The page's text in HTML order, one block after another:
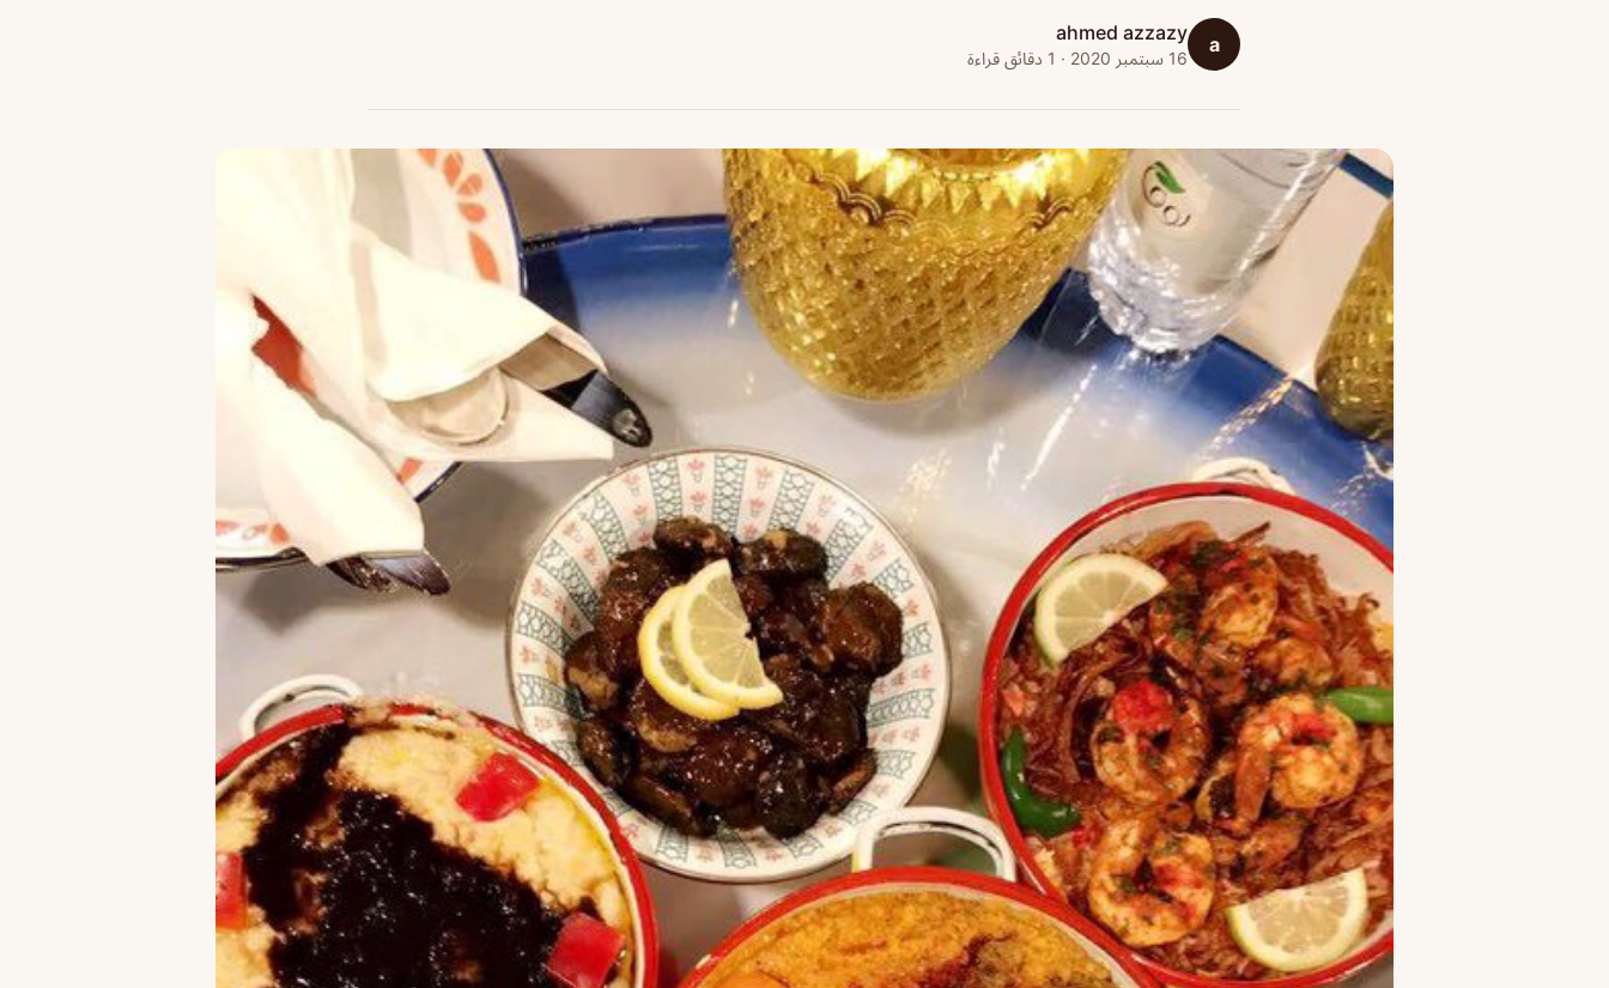
a
ahmed azzazy
16 سبتمبر 2020 · 1 دقائق قراءة